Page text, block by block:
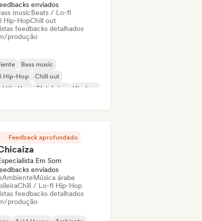
enviados
musicBeats / Lo-fi
Hip-HopChill out
feedbacks detalhados
produção
Bass music
Hip-Hop
Chill out
Hip Hop
Eletrônica Hip-hop
Feedback aprofundado
Em Som
enviados
AmbienteMúsica árabe
Chill / Lo-fi Hip-Hop
feedbacks detalhados
produção